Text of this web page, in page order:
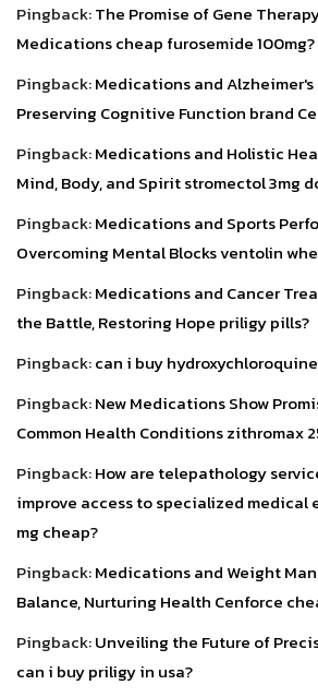
Pingback:The Promise of Gene
Medications cheap furosemide 100mg?
Pingback:Medications and Alzheimer's
Preserving Cognitive Function brand
Pingback:Medications and Holistic
Mind, Body, and Spirit stromectol 3mg
Pingback:Medications and Sports
Overcoming Mental Blocks ventolin
Pingback:Medications and Cancer
the Battle, Restoring Hope priligy pills?
Pingback:can i buy
Pingback:New Medications Show
Common Health Conditions zithromax
Pingback:How are telepathology
improve access to specialized medical
mg cheap?
Pingback:Medications and Weight
Balance, Nurturing Health Cenforce
Pingback:Unveiling the Future of
can i buy priligy in usa?